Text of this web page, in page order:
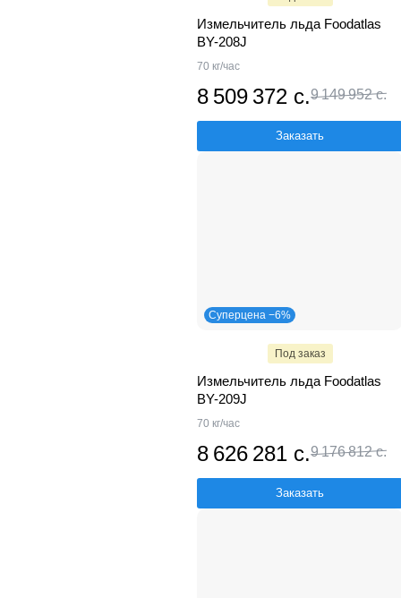
Измельчитель льда Foodatlas
BY-208J
70 кг/час
8 509 372 с.9 149 952 с.
Заказать
Суперцена −6%
Под заказ
Измельчитель льда Foodatlas
BY-209J
70 кг/час
8 626 281 с.9 176 812 с.
Заказать